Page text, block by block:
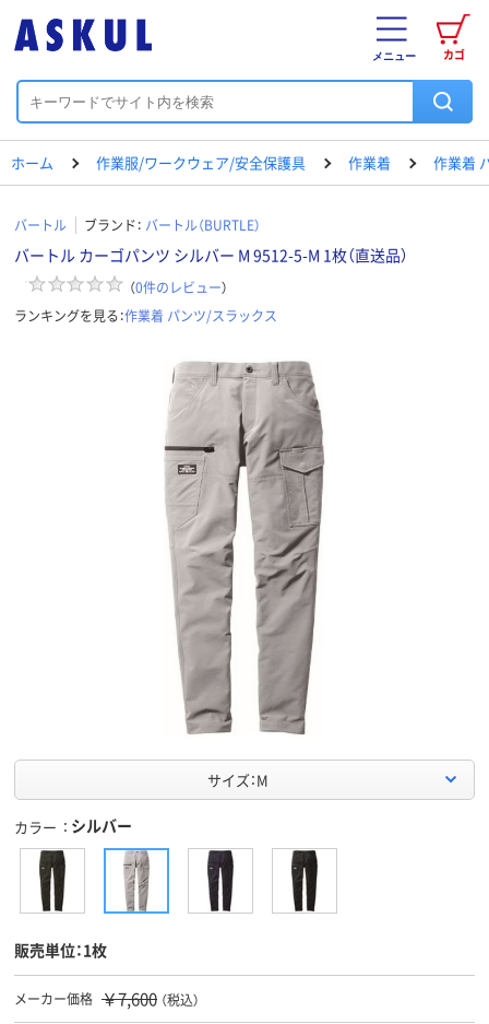
カゴ
メニュー
ホーム 作業服/ワークウェア/安全保護具 作業着 作業着
バートル ブランド： バートル（BURTLE）
バートル カーゴパンツ シルバー M 9512-5-M 1枚（直送品）
（0件のレビュー）
ランキングを見る：作業着 パンツ/スラックス
サイズ：M
カラー シルバー
販売単位：1枚
メーカー価格 ￥7,600 （税込）